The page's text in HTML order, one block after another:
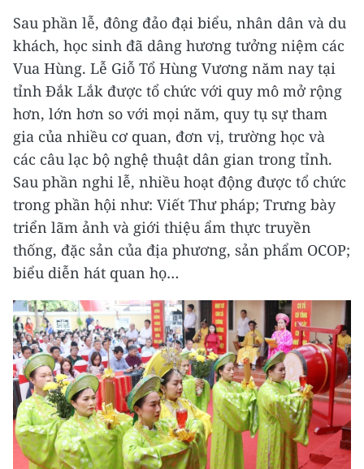
Sau phần lễ, đông đảo đại biểu, nhân dân và du
khách, học sinh đã dâng hương tưởng niệm các
Vua Hùng. Lễ Giỗ Tổ Hùng Vương năm nay tại
tỉnh Đắk Lắk được tổ chức với quy mô mở rộng
hơn, lớn hơn so với mọi năm, quy tụ sự tham
gia của nhiều cơ quan, đơn vị, trường học và
các câu lạc bộ nghệ thuật dân gian trong tỉnh.
Sau phần nghi lễ, nhiều hoạt động được tổ chức
trong phần hội như: Viết Thư pháp; Trưng bày
triển lãm ảnh và giới thiệu ẩm thực truyền
thống, đặc sản của địa phương, sản phẩm OCOP;
biểu diễn hát quan họ…